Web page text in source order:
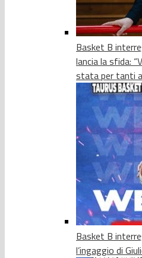
Basket B
lancia la sfida:
stata per tanti
Basket B
l’ingaggio di